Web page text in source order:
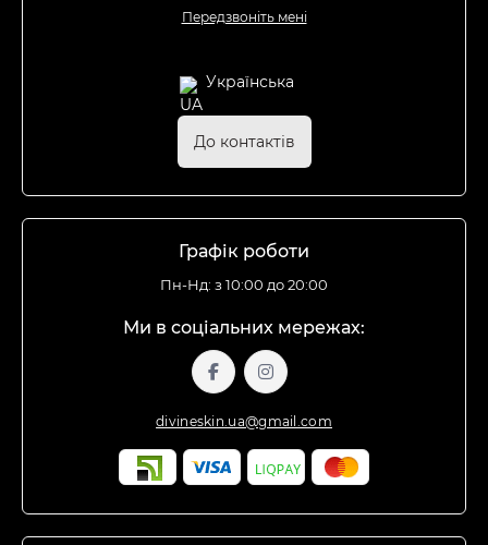
Передзвоніть мені
Українська
До контактів
Графік роботи
Пн-Нд: з 10:00 до 20:00
Ми в соціальних мережах:
divineskin.ua@gmail.com